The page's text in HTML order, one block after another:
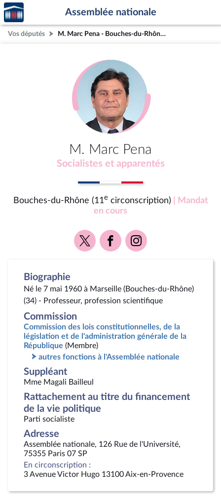
Aller au contenu
Aller en bas de la page
Accèder
à la
page
d'accueil
Assemblée nationale
Vos députés M. Marc Pena - Bouches-du-Rhône (11e circonscription)
M. Marc Pena
Socialistes et apparentés
Bouches-du-Rhône (11ecirconscription)
| Mandat
en cours
Voir
la
Voir
la
Voir
la
Biographie
Né le 7 mai 1960 à Marseille (Bouches-du-Rhône)
(34) - Professeur, profession scientifique
Commission
Commission des lois constitutionnelles, de la
législation et de l'administration générale de la
République (Membre)
autres fonctions à l'Assemblée nationale
Suppléant
Mme Magali Bailleul
Rattachement au titre du financement
de la vie politique
Parti socialiste
Adresse
Assemblée nationale, 126 Rue de l'Université,
75355 Paris 07 SP
En circonscription :
3 Avenue Victor Hugo 13100 Aix-en-Provence